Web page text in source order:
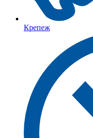
Крепеж